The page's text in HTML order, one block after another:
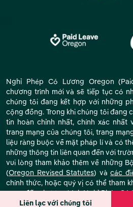
Liên lạc với chúng tôi
Nghỉ Phép Có Lương Oregon
chương trình mới và sẽ tiếp tục có
chúng tôi đang kết hợp với những
cộng đồng. Trong khi chúng tôi đang
tin hoàn chỉnh nhất, chính xác nhất
trang mạng của chúng tôi, trang
liệu ràng buộc về mặt pháp lí và có
những thông tin liên quan đến với
vui lòng tham khảo thêm về những
(Oregon Revised Statutes) và các
chính thức, hoặc quý vị có thể tham
quan đến chương trình Nghỉ Phép Có
Oregon).